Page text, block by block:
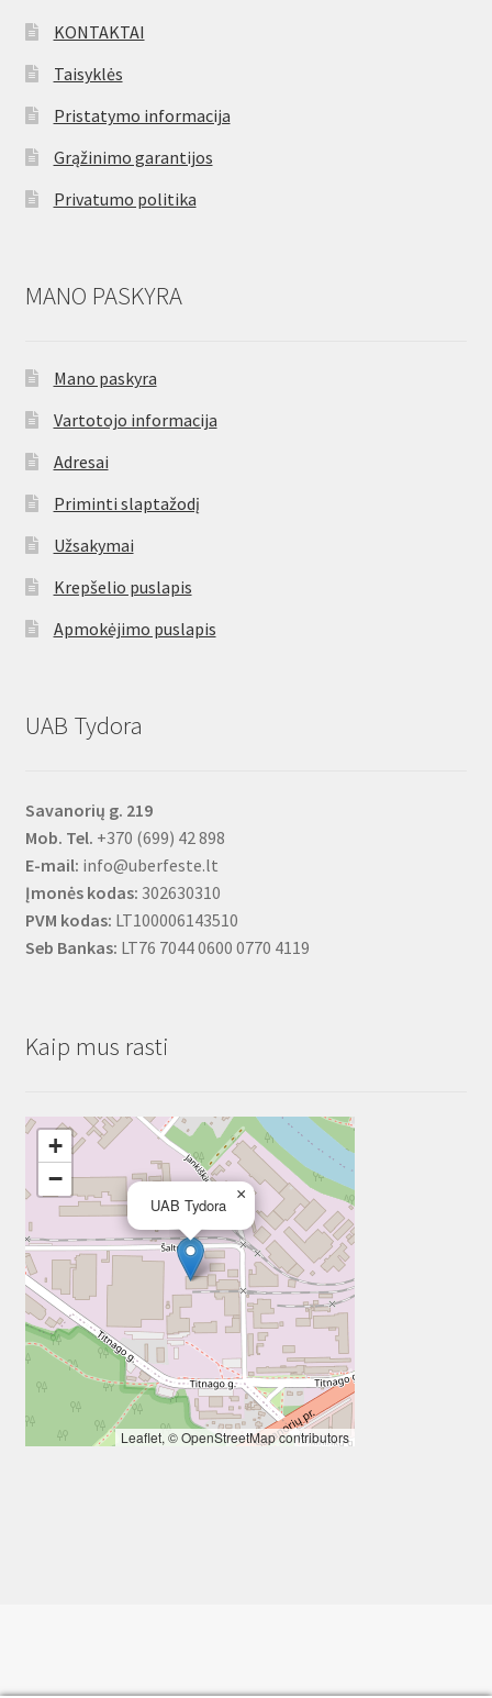
KONTAKTAI
Taisyklės
Pristatymo informacija
Grąžinimo garantijos
Privatumo politika
MANO PASKYRA
Mano paskyra
Vartotojo informacija
Adresai
Priminti slaptažodį
Užsakymai
Krepšelio puslapis
Apmokėjimo puslapis
UAB Tydora
Savanorių g. 219
Mob. Tel. +370 (699) 42 898
E-mail: info@uberfeste.lt
Įmonės kodas: 302630310
PVM kodas: LT100006143510
Seb Bankas: LT76 7044 0600 0770 4119
Kaip mus rasti
UAB Tydora
×
+
−
Leaflet, ©OpenStreetMapcontributors